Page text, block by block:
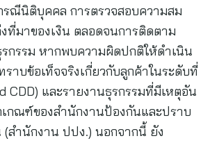
รณีนิติบุคคล การตรวจสอบความสม
ที่มาของเงิน ตลอดจนการติดตาม
กรรม หากพบความผิดปกติให้ดำเนิน
ราบข้อเท็จจริงเกี่ยวกับลูกค้าในระดับที่
CDD) และรายงานธุรกรรมที่มีเหตุอัน
กณฑ์ของสำนักงานป้องกันและปราบ
(สำนักงาน ปปง.) นอกจากนี้ ยัง